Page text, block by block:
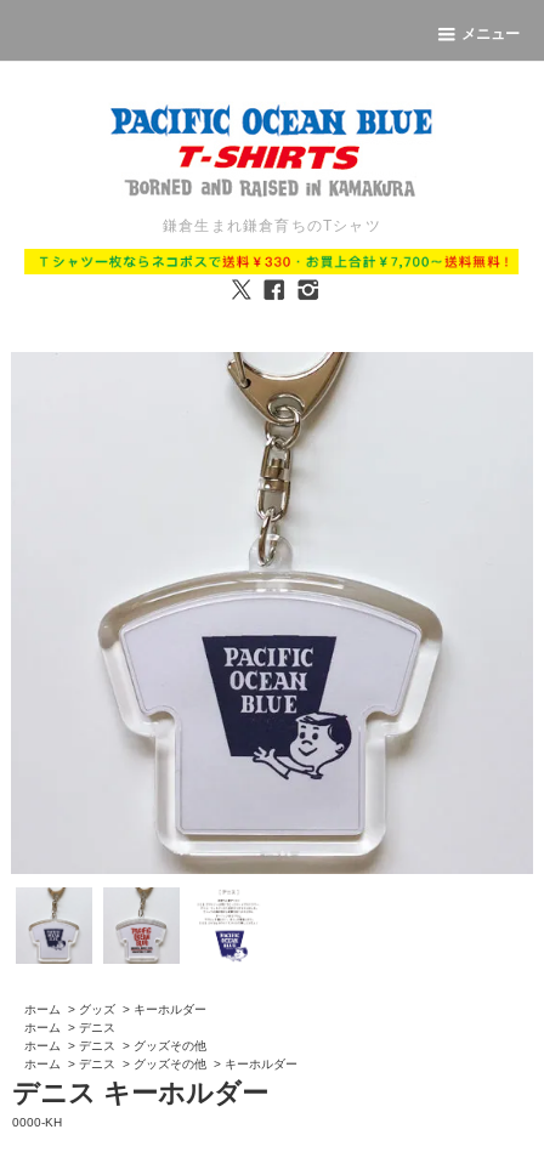
メニュー
鎌倉生まれ鎌倉育ちのTシャツ
ホーム > グッズ > キーホルダー
ホーム
> デニス
ホーム
> デニス > グッズその他
ホーム
> デニス > グッズその他 > キーホルダー
デニス キーホルダー
0000-KH